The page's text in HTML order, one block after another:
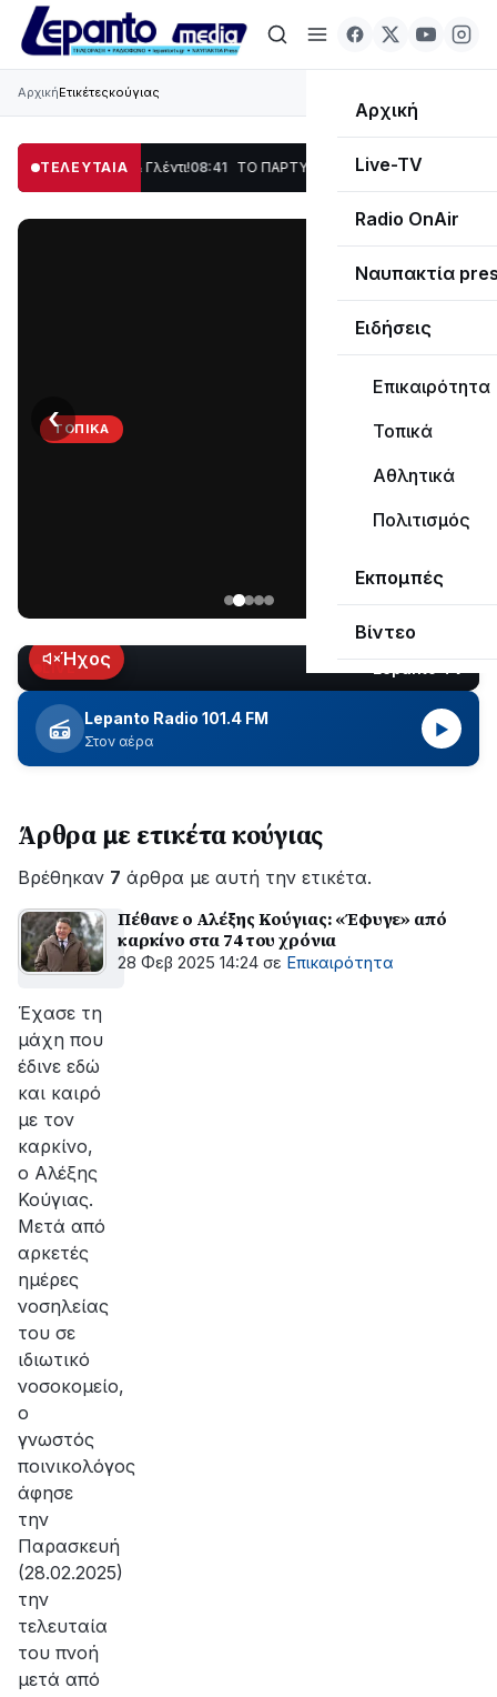
Αρχική
Live-TV
Radio OnAir
Ναυπακτία
Ειδήσεις
Επικαιρότητα
Τοπικά
Αθλητικά
Πολιτισμός
Εκπομπές
Βίντεο
ΑρχικήΕτικέτεςκούγιας
ΤΕΛΕΥΤΑΙΑ
& Γλέντι!08:41 ΤΟ ΠΑΡΤΥ ΣΥΝΕΧΙΖΕΤΑΙ… Στο σκοτάδι
ΤΟΠΙΚΆ
Κωτσανά
για
τα
μεγάλα
έργα
‹
LIVEΉχος
Lepanto Radio 101.4 FM
Στον αέρα
▶
Άρθρα με ετικέτα κούγιας
Βρέθηκαν 7 άρθρα με αυτή την ετικέτα.
Πέθανε ο Αλέξης Κούγιας: «Έφυγε» από
καρκίνο στα 74 του χρόνια
28 Φεβ 2025 14:24 σε Επικαιρότητα
Έχασε τη
μάχη που
έδινε εδώ
και καιρό
με τον
καρκίνο,
ο Αλέξης
Κούγιας.
Μετά από
αρκετές
ημέρες
νοσηλείας
του σε
ιδιωτικό
νοσοκομείο,
ο
γνωστός
ποινικολόγος
άφησε
την
Παρασκευή
(28.02.2025)
την
τελευταία
του πνοή
μετά από